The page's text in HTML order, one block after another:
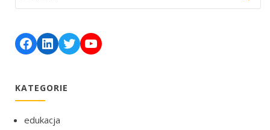
Facebook
LinkedIn
TwitterYouTube
KATEGORIE
edukacja